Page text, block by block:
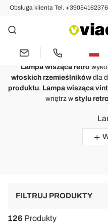
Obsługa klienta Tel.
Lampa
Wisząca
Lampa wisząca retro
włoskich rzemieślnikówdla
produktu. Lampa wisząca
wnętrz wstylu retro
FILTRUJ PRODUKTY
126 Produkty